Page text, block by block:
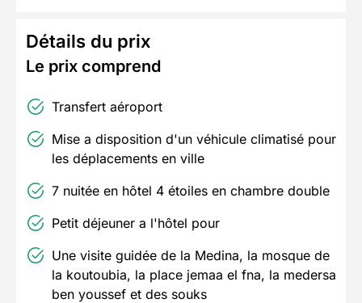
Détails du prix
Le prix comprend
Transfert aéroport
Mise a disposition d'un véhicule climatisé pour
les déplacements en ville
7 nuitée en hôtel 4 étoiles en chambre double
Petit déjeuner a l'hôtel pour
Une visite guidée de la Medina, la mosque de
la koutoubia, la place jemaa el fna, la medersa
ben youssef et des souks